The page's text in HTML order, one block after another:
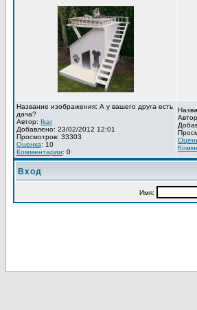
Название изображения: А у вашего друга есть
дача?
Автор: Ikar
Добавлено: 23/02/2012 12:01
Просмотров: 33303
Оценка: 10
Комментарии: 0
Вход
Имя: